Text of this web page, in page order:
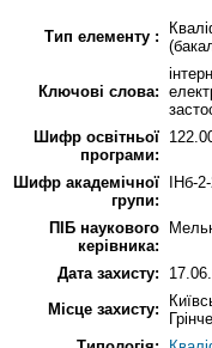
Тип елементу :
Ключові слова:
Шифр освітньої
програми:
Шифр академічної
групи:
ІНб-
ПІБ наукового
керівника:
Дата захисту:
Місце захисту: